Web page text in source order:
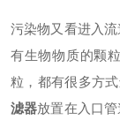
污染物又看进入
有生物物质的颗
粒，都有很多方
滤器放置在入口